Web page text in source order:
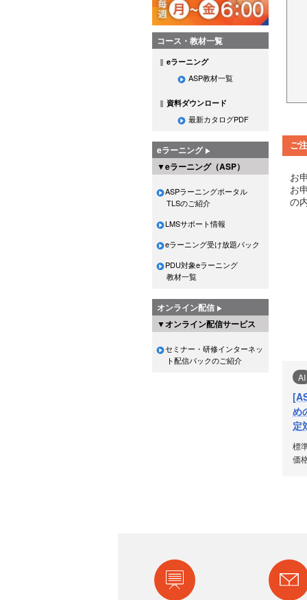
コース・教材一覧
eラーニング
ASP教材一覧
資料ダウンロード
最新カタログPDF
eラーニング
▼eラーニング（ASP）
ASPラーニングポータル
TLSのご紹介
LMSサポート情報
eラーニング受け放題パック
PDU対象eラーニング
教材一覧
オンライン配信
▼オンライン配信サービス
セミナー・研修インターネッ
ト配信パックのご紹介
ご
お
お
の
AI
め
定
標
価